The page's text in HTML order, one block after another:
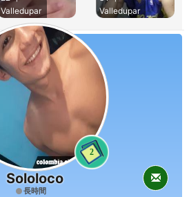
Valledupar
Valledupar
2
Sololoco
長時間